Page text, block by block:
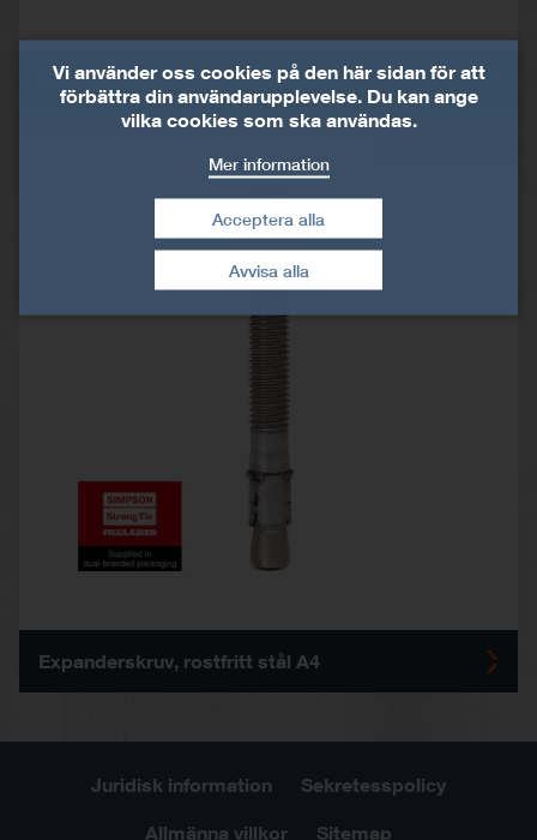
Expanderskruv, 3DG ytbehandlad
Expanderskruv, rostfritt stål A4
Juridisk information Sekretesspolicy
Allmänna villkor Sitemap
Vi använder oss cookies på den här sidan för att
förbättra din användarupplevelse. Du kan ange
vilka cookies som ska användas.
Mer information
Avvisa alla
Acceptera alla
Dra tillbaka mitt
samtycke